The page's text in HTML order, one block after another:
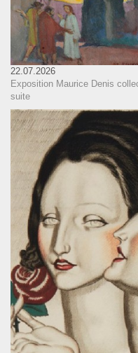
22.07.2026
Exposition Maurice Denis
suite